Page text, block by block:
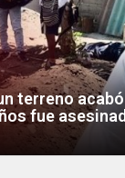
terreno
fue